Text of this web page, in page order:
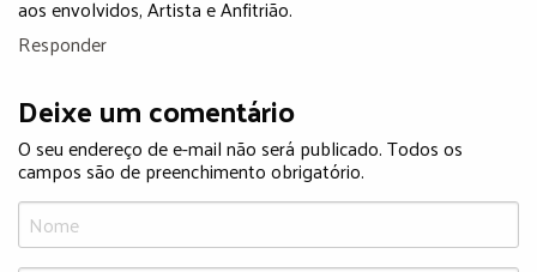
aos envolvidos, Artista e Anfitrião.
Responder
Deixe um comentário
O seu endereço de e-mail não será publicado. Todos os
campos são de preenchimento obrigatório.